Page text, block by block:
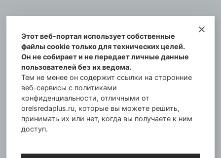
© Информационный городской портал
Орловская cреда-плюс, 2021-2026
Свидетельство о регистрации СМИ: ПИ №57-
00254 от 29 октября 2013 г.
Газета зарегистрирована Управлением
Федеральной службы по надзору в сфере связи,
информационных технологий и массовых
коммуникаций по Орловской области.
Главный редактор: Татьяна Филёва
Этот веб-портал использует собственные
файлы cookie только для технических целей.
Он не собирает и не передает личные данные
пользователей без их ведома.
Тем не менее он содержит ссылки на сторонние
веб-сервисы с политиками
конфиденциальности, отличными от
orelsredaplus.ru, которые вы можете решить,
принимать их или нет, когда вы получаете к ним
доступ.